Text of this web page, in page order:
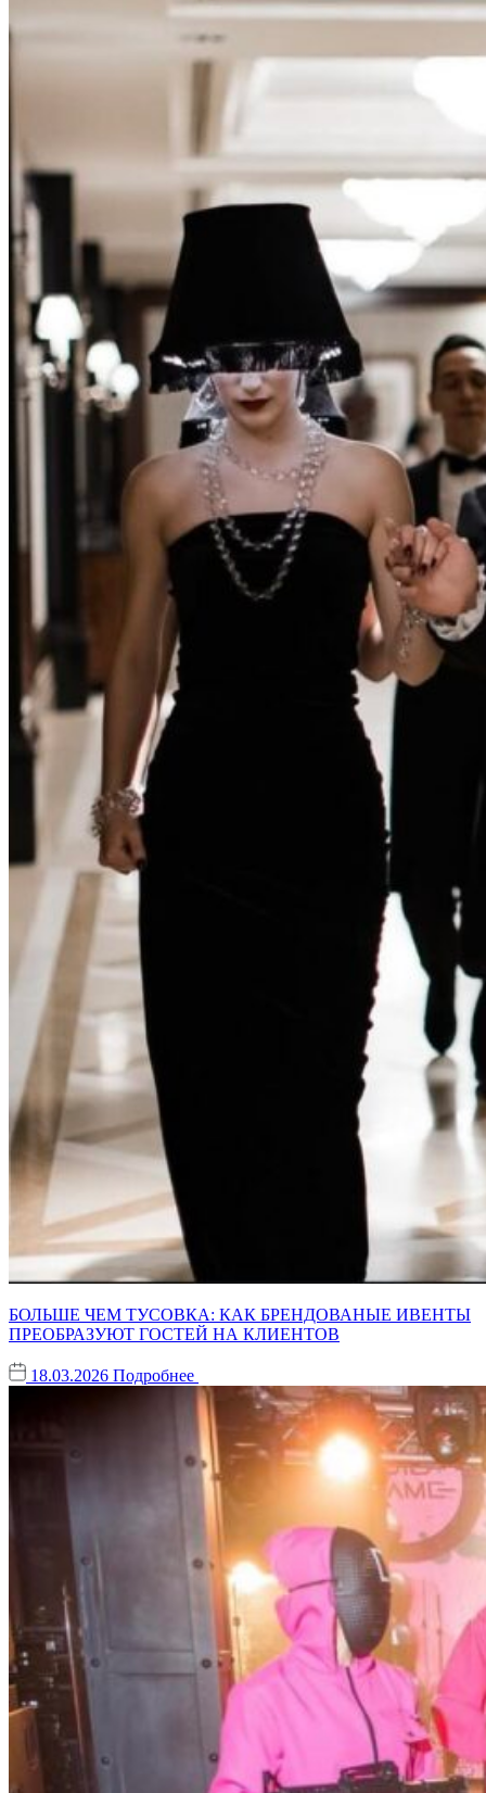
БОЛЬШЕ ЧЕМ ТУСОВКА: КАК БРЕНДОВАНЫЕ ИВЕНТЫ
ПРЕОБРАЗУЮТ ГОСТЕЙ НА КЛИЕНТОВ
18.03.2026 Подробнее